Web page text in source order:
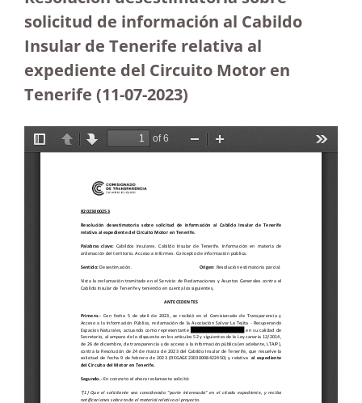
solicitud de información al Cabildo
Insular de Tenerife relativa al
expediente del Circuito Motor en
Tenerife (11-07-2023)